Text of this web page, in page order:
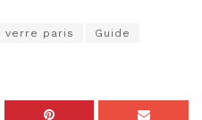
verre paris Guide